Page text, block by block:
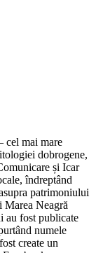
cel mai mare
dobrogene,
și Icar
îndreptând
patrimoniului
Marea Neagră
au fost publicate
numele
create un